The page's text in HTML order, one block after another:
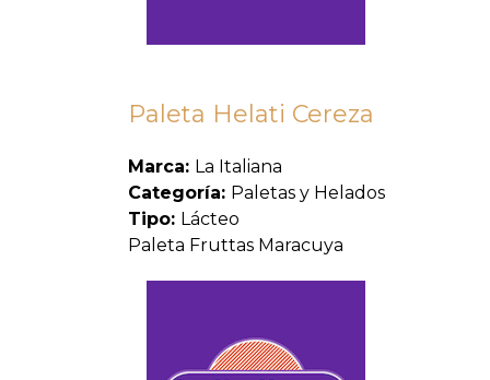
Paleta Helati Cereza
Marca: La Italiana
Categoría: Paletas y Helados
Tipo: Lácteo
Paleta Fruttas Maracuya